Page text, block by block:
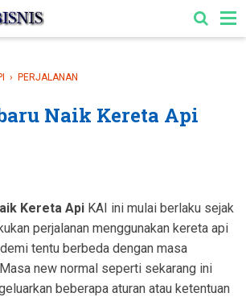
› PERJALANAN
Naik Kereta Api
Kereta Api KAI ini mulai berlaku sejak
perjalanan menggunakan kereta api
tentu berbeda dengan masa
new normal seperti sekarang ini
beberapa aturan atau ketentuan